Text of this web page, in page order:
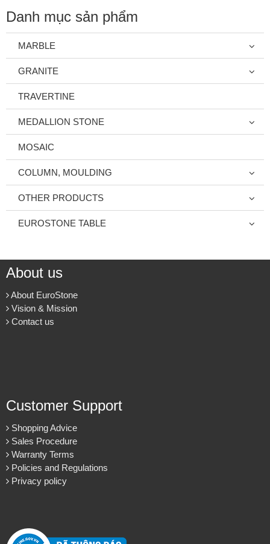
Danh mục sản phẩm
MARBLE
GRANITE
TRAVERTINE
MEDALLION STONE
MOSAIC
COLUMN, MOULDING
OTHER PRODUCTS
EUROSTONE TABLE
About us
About EuroStone
Vision & Mission
Contact us
Customer Support
Shopping Advice
Sales Procedure
Warranty Terms
Policies and Regulations
Privacy policy